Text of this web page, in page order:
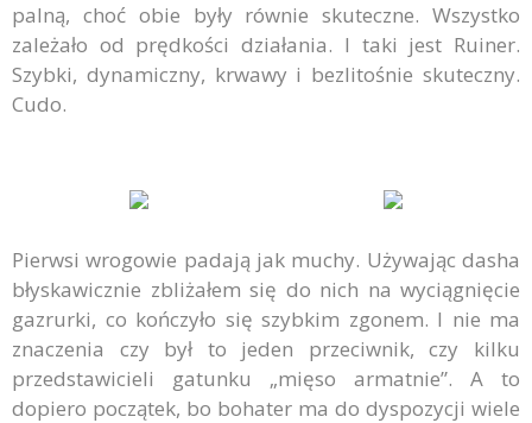
palną, choć obie były równie skuteczne. Wszystko
zależało od prędkości działania. I taki jest Ruiner.
Szybki, dynamiczny, krwawy i bezlitośnie skuteczny.
Cudo.
Pierwsi wrogowie padają jak muchy. Używając dasha
błyskawicznie zbliżałem się do nich na wyciągnięcie
gazrurki, co kończyło się szybkim zgonem. I nie ma
znaczenia czy był to jeden przeciwnik, czy kilku
przedstawicieli gatunku „mięso armatnie”. A to
dopiero początek, bo bohater ma do dyspozycji wiele